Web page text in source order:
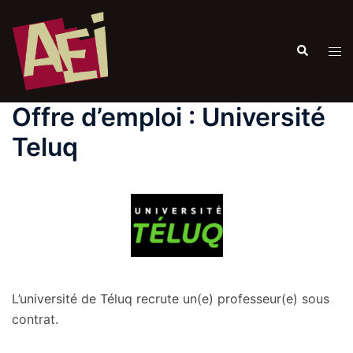
Offre d’emploi : Université
Teluq
L’université de Téluq recrute un(e) professeur(e) sous
contrat.